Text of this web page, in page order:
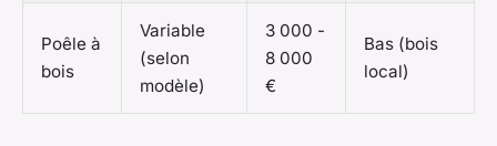
Poêle à
bois
Variable
(selon
modèle)
3 000 -
8 000
€
Bas (bois
local)